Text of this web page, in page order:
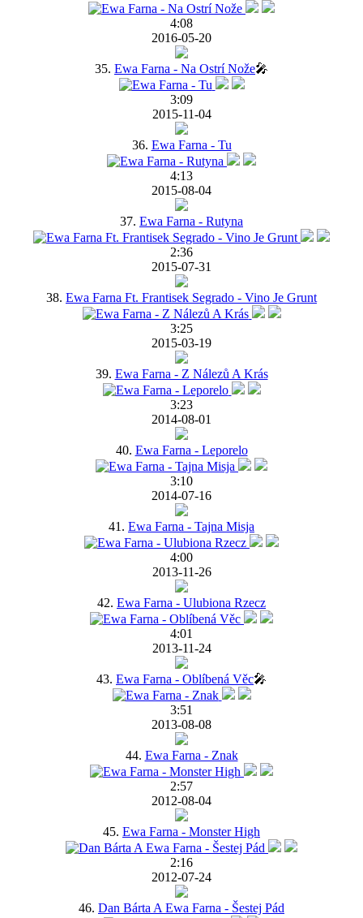
4:08
2016-05-20
35. Ewa Farna - Na Ostrí Nože🎤
3:09
2015-11-04
36. Ewa Farna - Tu
4:13
2015-08-04
37. Ewa Farna - Rutyna
2:36
2015-07-31
38. Ewa Farna Ft. Frantisek Segrado - Vino Je Grunt
3:25
2015-03-19
39. Ewa Farna - Z Nálezů A Krás
3:23
2014-08-01
40. Ewa Farna - Leporelo
3:10
2014-07-16
41. Ewa Farna - Tajna Misja
4:00
2013-11-26
42. Ewa Farna - Ulubiona Rzecz
4:01
2013-11-24
43. Ewa Farna - Oblíbená Věc🎤
3:51
2013-08-08
44. Ewa Farna - Znak
2:57
2012-08-04
45. Ewa Farna - Monster High
2:16
2012-07-24
46. Dan Bárta A Ewa Farna - Šestej Pád